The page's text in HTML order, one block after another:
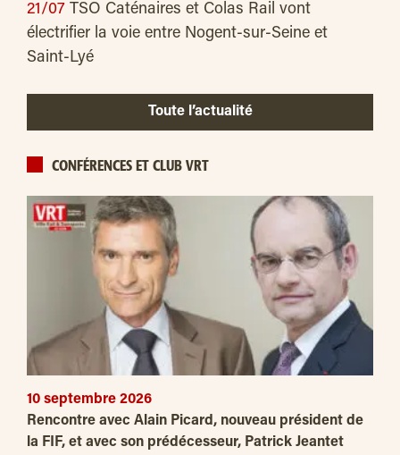
21/07 TSO Caténaires et Colas Rail vont
électrifier la voie entre Nogent-sur-Seine et
Saint-Lyé
Toute l’actualité
CONFÉRENCES ET CLUB VRT
10 septembre 2026
Rencontre avec Alain Picard, nouveau président de
la FIF, et avec son prédécesseur, Patrick Jeantet